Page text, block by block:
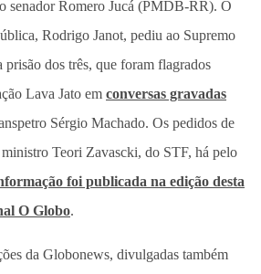
senador Romero Jucá (PMDB-RR). O
Rodrigo Janot, pediu ao Supremo
dos três, que foram flagrados
Lava Jato em conversas gravadas
Sérgio Machado. Os pedidos de
Teori Zavascki, do STF, há pelo
foi publicada na edição desta
O Globo.
da Globonews, divulgadas também